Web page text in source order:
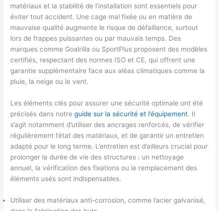
matériaux et la stabilité de l’installation sont essentiels pour
éviter tout accident. Une cage mal fixée ou en matière de
mauvaise qualité augmente le risque de défaillance, surtout
lors de frappes puissantes ou par mauvais temps. Des
marques comme Goalrilla ou SportPlus proposent des modèles
certifiés, respectant des normes ISO et CE, qui offrent une
garantie supplémentaire face aux aléas climatiques comme la
pluie, la neige ou le vent.
Les éléments clés pour assurer une sécurité optimale ont été
précisés dans notreguide sur la sécurité et l’équipement. Il
s’agit notamment d’utiliser des ancrages renforcés, de vérifier
régulièrement l’état des matériaux, et de garantir un entretien
adapté pour le long terme. L’entretien est d’ailleurs crucial pour
prolonger la durée de vie des structures : un nettoyage
annuel, la vérification des fixations ou le remplacement des
éléments usés sont indispensables.
Utiliser des matériaux anti-corrosion, comme l’acier galvanisé,